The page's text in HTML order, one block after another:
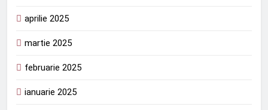
aprilie 2025
martie 2025
februarie 2025
ianuarie 2025